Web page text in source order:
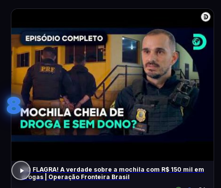
8
NO FLAGRA! A verdade sobre a mochila com R$ 150 mil em
drogas | Operação Fronteira Brasil